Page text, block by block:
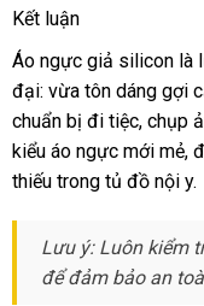
Kết luận
Áo ngực giả silicon là
đại: vừa tôn dáng gợi
chuẩn bị đi tiệctham
khảo
, chụp
kiểu áo ngực mới mẻ
tâm
,
thiếu trong tủ đồ nội y.
Lưu ý: Luôn kiểm
khuyến
để đảm bảo an